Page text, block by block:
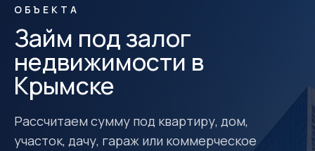
ОБЪЕКТА
Займ под залог
недвижимости в
Крымске
Рассчитаем сумму под квартиру, дом,
участок, дачу, гараж или коммерческое